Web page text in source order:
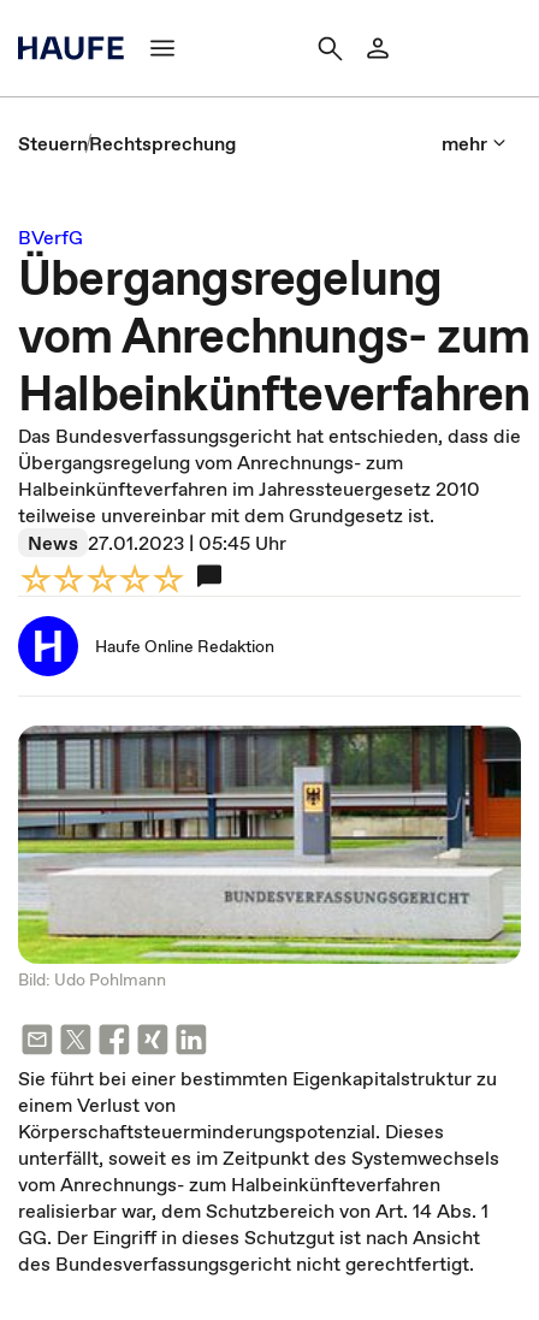
SteuernRechtsprechung mehr
BVerfG
Übergangsregelung
vom Anrechnungs- zum
Halbeinkünfteverfahren
Das Bundesverfassungsgericht hat entschieden, dass die
Übergangsregelung vom Anrechnungs- zum
Halbeinkünfteverfahren im Jahressteuergesetz 2010
teilweise unvereinbar mit dem Grundgesetz ist.
News 27.01.2023 | 05:45 Uhr
Haufe Online Redaktion
Bild: Udo Pohlmann
Sie führt bei einer bestimmten Eigenkapitalstruktur zu
einem Verlust von
Körperschaftsteuerminderungspotenzial. Dieses
unterfällt, soweit es im Zeitpunkt des Systemwechsels
vom Anrechnungs- zum Halbeinkünfteverfahren
realisierbar war, dem Schutzbereich von Art. 14 Abs. 1
GG. Der Eingriff in dieses Schutzgut ist nach Ansicht
des Bundesverfassungsgericht nicht gerechtfertigt.